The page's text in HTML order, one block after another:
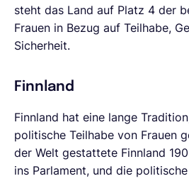
steht das Land auf Platz 4 der
Frauen in Bezug auf Teilhabe,
Sicherheit.
Finnland
Finnland hat eine lange
politische Teilhabe von Frauen
der Welt gestattete Finnland
ins Parlament, und die